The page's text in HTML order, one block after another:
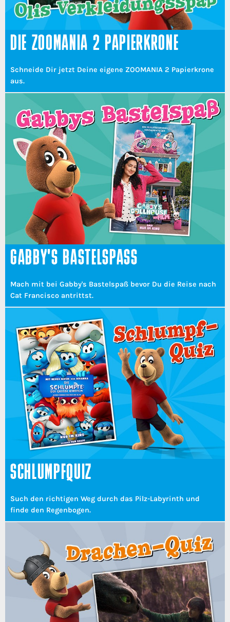
DIE ZOOMANIA 2 PAPIERKRONE
Schneide Dir jetzt Deine eigene ZOOMANIA 2 Papierkrone
aus.
GABBY'S BASTELSPASS
Mach mit bei Gabby's Bastelspaß bevor Du die Reise nach
Cat Francisco antrittst.
SCHLUMPFQUIZ
Such den richtigen Weg durch das Pilz-Labyrinth und
finde den Regenbogen.